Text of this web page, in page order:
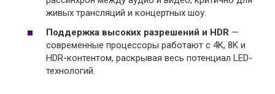
живых трансляций и концертных шоу.
Поддержка высоких разрешений и HDR —
современные процессоры работают с 4K, 8K и
HDR-контентом, раскрывая весь потенциал LED-
технологий.